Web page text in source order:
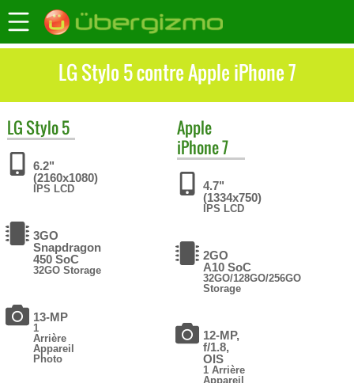
LG Stylo 5 contre Apple iPhone 7
LGStylo 5
6.2"
(2160x1080)
IPS LCD
3GO
Snapdragon
450 SoC
32GO Storage
13-MP
1
Arrière
Appareil
Photo
Apple
iPhone 7
4.7"
(1334x750)
IPS LCD
2GO
A10 SoC
32GO/128GO/256GO
Storage
12-MP,
f/1.8,
OIS
1 Arrière
Appareil